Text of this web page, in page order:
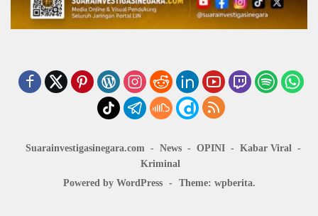
Suarainvestigasinegara.com News OPINI
Kabar Viral
Kriminal
Powered by WordPress
- Theme: wpberita.